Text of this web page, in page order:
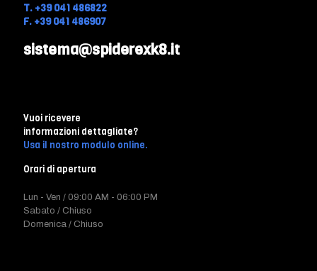
T. +39 041 486822
F. +39 041 486907
sistema@spiderexk8.it
Vuoi ricevere
informazioni dettagliate?
Usa il nostro modulo online.
Orari di apertura
Lun - Ven / 09:00 AM - 06:00 PM
Sabato / Chiuso
Domenica / Chiuso